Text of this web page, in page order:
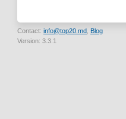
Contact: info@top20.md Blog
Version: 3.3.1